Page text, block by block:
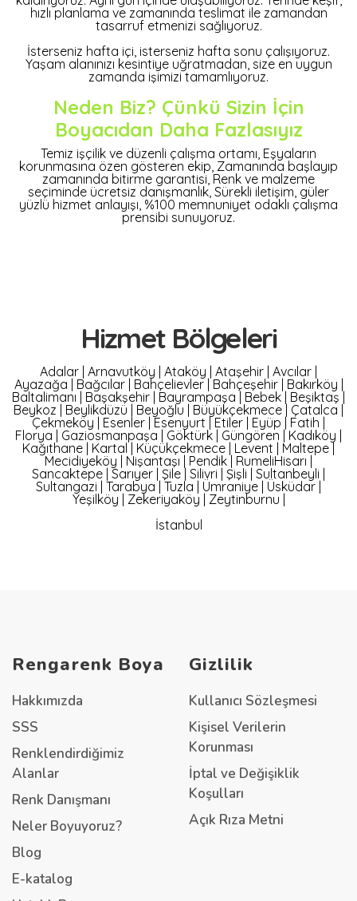
hızlı planlama ve zamanında teslimat ile zamandan
tasarruf etmenizi sağlıyoruz.
İsterseniz hafta içi, isterseniz hafta sonu çalışıyoruz.
Yaşam alanınızı kesintiye uğratmadan, size en uygun
zamanda işimizi tamamlıyoruz.
Neden Biz? Çünkü Sizin İçin
Boyacıdan Daha Fazlasıyız
Temiz işçilik ve düzenli çalışma ortamı, Eşyaların
korunmasına özen gösteren ekip, Zamanında başlayıp
zamanında bitirme garantisi, Renk ve malzeme
seçiminde ücretsiz danışmanlık, Sürekli iletişim, güler
yüzlü hizmet anlayışı, %100 memnuniyet odaklı çalışma
prensibi sunuyoruz.
Hizmet Bölgeleri
Adalar Arnavutköy Ataköy Ataşehir Avcılar
Ayazağa
Bağcılar| Bahçelievler| Bahçeşehir| Bakırköy
Baltalimanı
Başakşehir Bayrampaşa Bebek Beşiktaş
Beykoz
Beylikdüzü Beyoğlu Büyükçekmece Çatalca
Çekmeköy
Esenler Esenyurt Etiler Eyüp Fatih
Florya
Gaziosmanpaşa Göktürk Güngören Kadıköy
Kağıthane Kartal Küçükçekmece Levent Maltepe
Mecidiyeköy
Nişantaşı Pendik RumeliHisarı
Sancaktepe Sarıyer Şile Silivri Şişli Sultanbeyli
Sultangazi Tarabya Tuzla Ümraniye Üsküdar
Yeşilköy
Zekeriyaköy Zeytinburnu
İstanbul
Rengarenk Boya
Hakkımızda
SSS
Renklendirdiğimiz
Alanlar
Renk Danışmanı
Neler Boyuyoruz?
Blog
E-katalog
Gizlilik
Kullanıcı Sözleşmesi
Kişisel Verilerin
Korunması
İptal ve Değişiklik
Koşulları
Açık Rıza Metni